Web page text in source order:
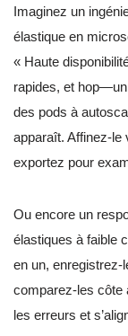
Imaginez un
élastique en
« Haute
rapides, et
des pods à
apparaît. Affinez-le
exportez pour
Ou encore un
élastiques à faible
en un, enregistrez-
comparez-les côte
les erreurs et